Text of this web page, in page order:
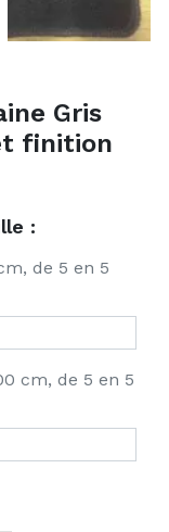
Gris
finition
:
de 5 en 5
cm, de 5 en 5